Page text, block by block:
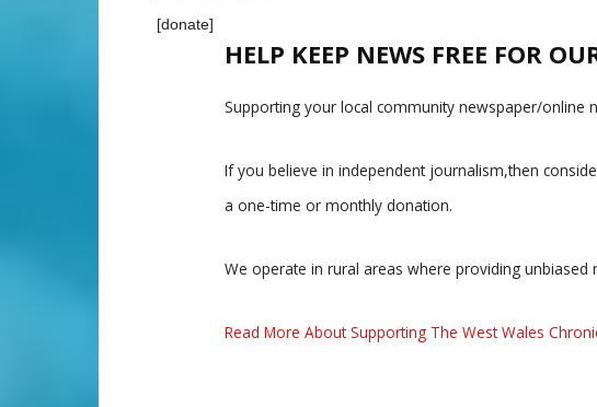
[donate]
HELP KEEP NEWS FREE FOR
Supporting your local community newspaper/online
If you believe in independent journalism,then
a one-time or monthly donation.
We operate in rural areas where providing unbiased
Read More About Supporting The West Wales